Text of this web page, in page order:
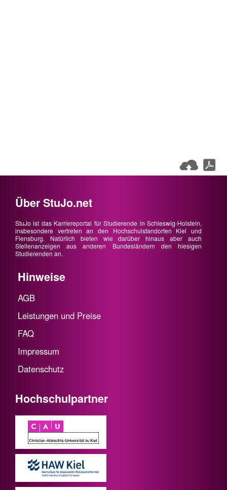
Über StuJo.net
StuJo ist das Karriereportal für Studierende in Schleswig-Holstein,
insbesondere vertreten an den Hochschulstandorten Kiel und
Flensburg. Natürlich bieten wie darüber hinaus aber auch
Stellenanzeigen aus anderen Bundesländern den hiesigen
Studierenden an.
Hinweise
AGB
Leistungen und Preise
FAQ
Impressum
Datenschutz
Hochschulpartner